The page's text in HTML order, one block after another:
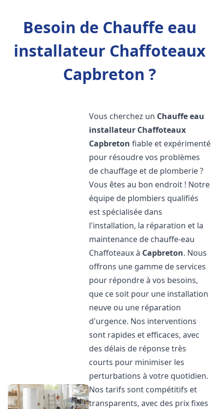
Besoin de Chauffe eau
installateur Chaffoteaux
Capbreton ?
Vous cherchez un Chauffe eau
installateur Chaffoteaux
Capbreton fiable et expérimenté
pour résoudre vos problèmes
de chauffage et de plomberie ?
Vous êtes au bon endroit ! Notre
équipe de plombiers qualifiés
est spécialisée dans
l'installation, la réparation et la
maintenance de chauffe-eau
Chaffoteaux à Capbreton. Nous
offrons une gamme de services
pour répondre à vos besoins,
que ce soit pour une installation
neuve ou une réparation
d'urgence. Nos interventions
sont rapides et efficaces, avec
des délais de réponse très
courts pour minimiser les
perturbations à votre quotidien.
Nos tarifs sont compétitifs et
transparents, avec des prix fixes